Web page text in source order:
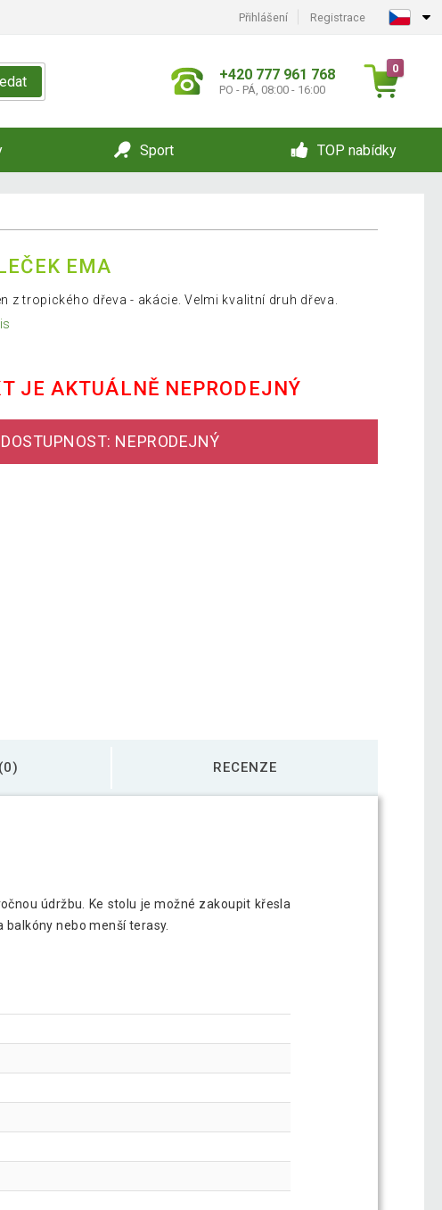
Přihlášení Registrace
+420 777 961 768
PO - PÁ, 08:00 - 16:00
0
Sport TOP nabídky
EMA
z tropického dřeva - akácie. Velmi kvalitní druh dřeva.
JE AKTUÁLNĚ NEPRODEJNÝ
DOSTUPNOST: NEPRODEJNÝ
RECENZE
údržbu. Ke stolu je možné zakoupit křesla
balkóny nebo menší terasy.